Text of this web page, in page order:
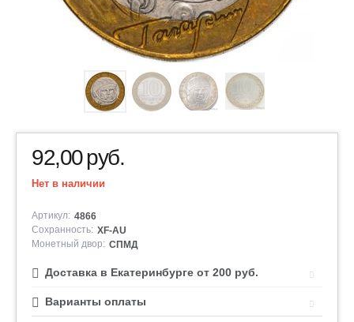
92,00руб.
Нет в наличии
Артикул: 4866
Сохранность: XF-AU
Монетный двор: СПМД
Доставка в Екатеринбурге от 200 руб.
Варианты оплаты